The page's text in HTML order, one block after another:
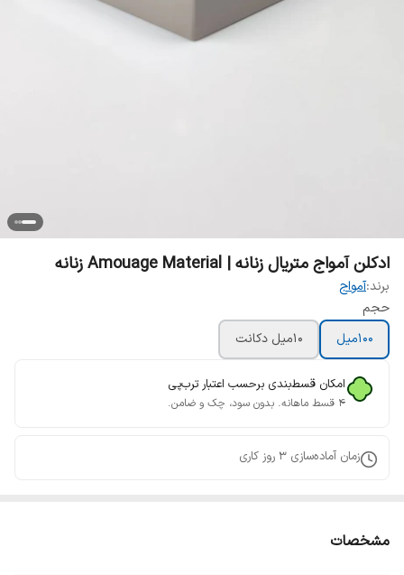
ادکلن آمواج متریال زنانه | Amouage Material زنانه
برند:آمواج
حجم
100میل
10میل دکانت
امکان قسط‌بندی برحسب اعتبار ترب‌پی
۴ قسط ماهانه. بدون سود، چک و ضامن.
زمان آماده‌سازی 3 روز کاری
مشخصات